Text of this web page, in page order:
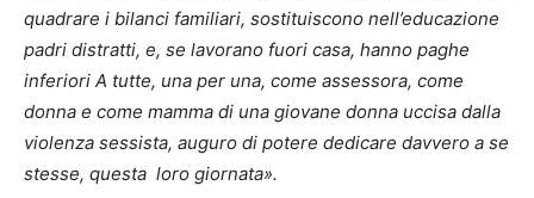
quadrare i bilanci familiari, sostituiscono nell’educazione
padri distratti, e, se lavorano fuori casa, hanno paghe
inferiori A tutte, una per una, come assessora, come
donna e come mamma di una giovane donna uccisa dalla
violenza sessista, auguro di potere dedicare davvero a se
stesse, questa loro giornata».